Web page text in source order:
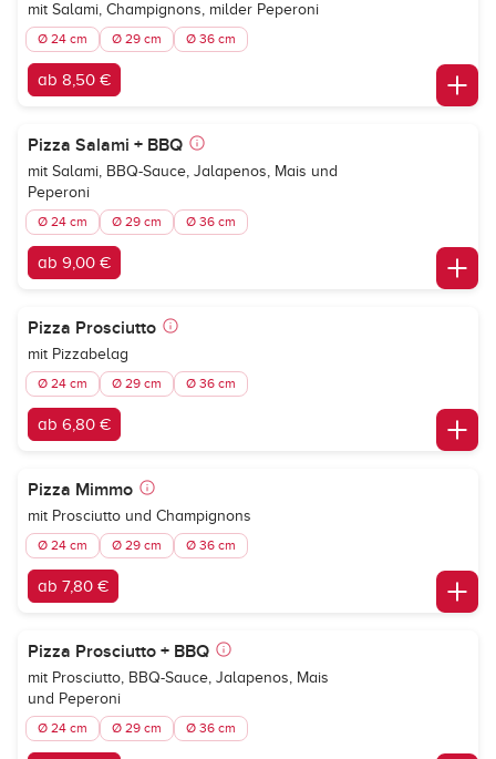
mit Salami, Champignons, milder Peperoni
Ø 24 cm Ø 29 cm Ø 36 cm
ab 8,50 €
Pizza Salami + BBQ
mit Salami, BBQ-Sauce, Jalapenos, Mais und
Peperoni
Ø 24 cm Ø 29 cm Ø 36 cm
ab 9,00 €
Pizza Prosciutto
mit Pizzabelag
Ø 24 cm Ø 29 cm Ø 36 cm
ab 6,80 €
Pizza Mimmo
mit Prosciutto und Champignons
Ø 24 cm Ø 29 cm Ø 36 cm
ab 7,80 €
Pizza Prosciutto + BBQ
mit Prosciutto, BBQ-Sauce, Jalapenos, Mais
und Peperoni
Ø 24 cm Ø 29 cm Ø 36 cm